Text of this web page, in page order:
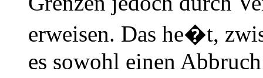
erweisen. Das he�t,
es sowohl einen